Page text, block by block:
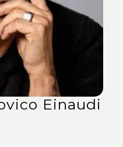
Einaudi